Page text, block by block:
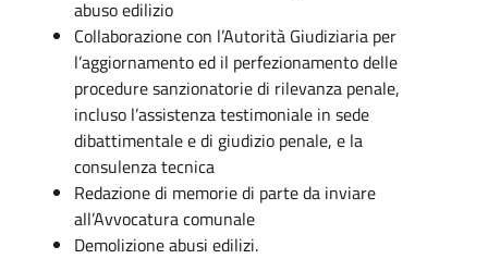
abuso edilizio
Collaborazione con l’Autorità Giudiziaria per
l’aggiornamento ed il perfezionamento delle
procedure sanzionatorie di rilevanza penale,
incluso l’assistenza testimoniale in sede
dibattimentale e di giudizio penale, e la
consulenza tecnica
Redazione di memorie di parte da inviare
all’Avvocatura comunale
Demolizione abusi edilizi.